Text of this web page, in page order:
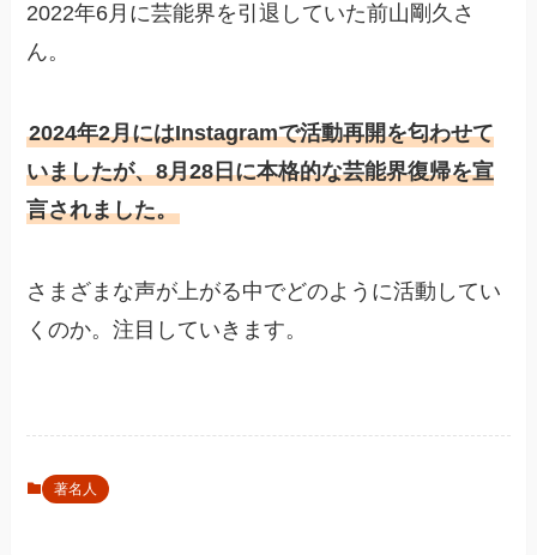
2022年6月に芸能界を引退していた前山剛久さ
ん。
2024年2月にはInstagramで活動再開を匂わせて
いましたが、8月28日に本格的な芸能界復帰を宣
言されました。
さまざまな声が上がる中でどのように活動してい
くのか。注目していきます。
著名人